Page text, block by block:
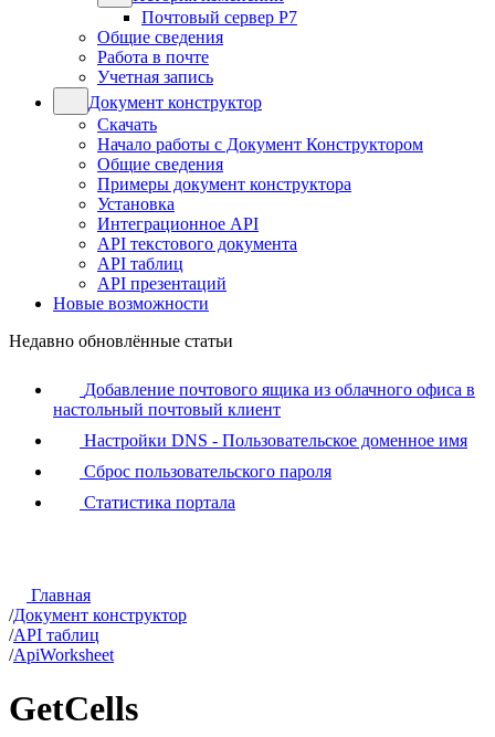
Почтовый сервер Р7
Общие сведения
Работа в почте
Учетная запись
Документ конструктор
Скачать
Начало работы с Документ Конструктором
Общие сведения
Примеры документ конструктора
Установка
Интеграционное API
API текстового документа
API таблиц
API презентаций
Новые возможности
Недавно обновлённые статьи
Добавление почтового ящика из облачного офиса в
настольный почтовый клиент
Настройки DNS - Пользовательское доменное имя
Сброс пользовательского пароля
Статистика портала
Главная
/Документ конструктор
/API таблиц
/ApiWorksheet
GetCells